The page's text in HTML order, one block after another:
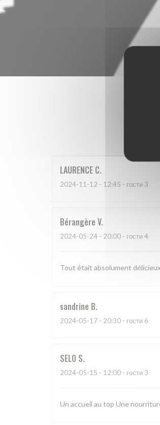
LAURENCE C
2024-11-12 - 12:45 - гости 3
Bérangère V
2024-05-24 - 20:00 - гости 4
Tout était absolument
sandrine B
2024-05-17 - 20:30 - гости 6
SELO S
2024-05-15 - 12:00 - гости 3
Un accueil au top Une